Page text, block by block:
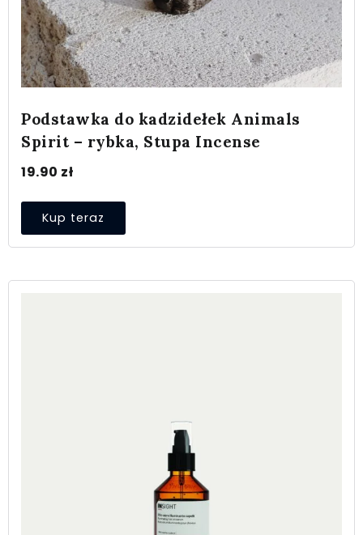
Podstawka do kadzidełek Animals
Spirit – rybka, Stupa Incense
19.90 zł
Kup teraz